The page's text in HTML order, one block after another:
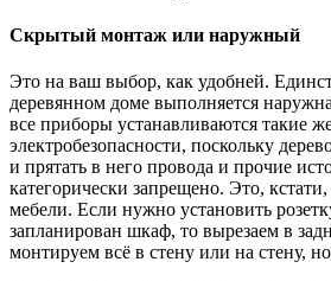
Скрытый монтаж или наружный
Это на ваш выбор, как удобней.
деревянном доме выполняется
все приборы устанавливаются такие
электробезопасности, поскольку
и прятать в него провода и прочие
категорически запрещено. Это,
мебели. Если нужно установить
запланирован шкаф, то вырезаем в
монтируем всё в стену или на стену,